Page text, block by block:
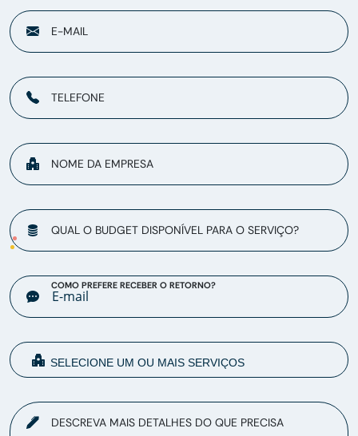
E-MAIL
TELEFONE
NOME DA EMPRESA
QUAL O BUDGET DISPONÍVEL PARA O SERVIÇO?
COMO PREFERE RECEBER O RETORNO?
DESCREVA MAIS DETALHES DO QUE PRECISA